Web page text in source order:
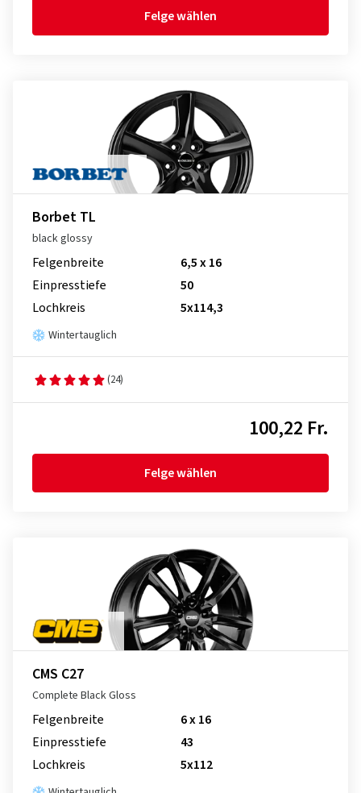
Felge wählen
Borbet TL
black glossy
Felgenbreite
6,5 x 16
Einpresstiefe
50
Lochkreis
5x114,3
Wintertauglich
(24)
100,22 Fr.
Felge wählen
CMS C27
Complete Black Gloss
Felgenbreite
6 x 16
Einpresstiefe
43
Lochkreis
5x112